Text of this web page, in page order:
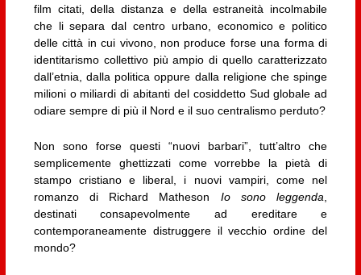
film citati, della distanza e della estraneità incolmabile
che li separa dal centro urbano, economico e politico
delle città in cui vivono, non produce forse una forma di
identitarismo collettivo più ampio di quello caratterizzato
dall’etnia, dalla politica oppure dalla religione che spinge
milioni o miliardi di abitanti del cosiddetto Sud globale ad
odiare sempre di più il Nord e il suo centralismo perduto?
Non sono forse questi “nuovi barbari”, tutt’altro che
semplicemente ghettizzati come vorrebbe la pietà di
stampo cristiano e liberal, i nuovi vampiri, come nel
romanzo di Richard Matheson Io sono leggenda
destinati consapevolmente ad ereditare e
contemporaneamente distruggere il vecchio ordine del
mondo?